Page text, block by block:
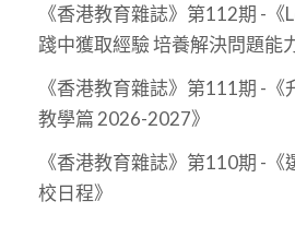
《香港教育雜誌》第112期 -《
踐中獲取經驗 培養解決問題能
《香港教育雜誌》第111期 -
教學篇 2026-2027》
《香港教育雜誌》第110期 -
校日程》